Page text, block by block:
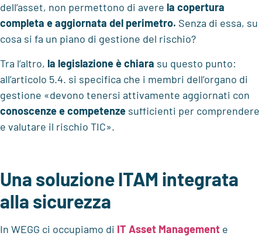
dell’asset, non permettono di avere la copertura
completa e aggiornata del perimetro. Senza di essa, su
cosa si fa un piano di gestione del rischio?
Tra l’altro, la legislazione è chiara su questo punto:
all’articolo 5.4. si specifica che i membri dell’organo di
gestione «devono tenersi attivamente aggiornati con
conoscenze e competenze sufficienti per comprendere
e valutare il rischio TIC».
Una soluzione ITAM integrata
alla sicurezza
In WEGG ci occupiamo di IT Asset Management e